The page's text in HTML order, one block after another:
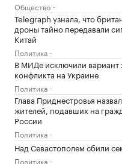
Общество
Telegraph узнала, что
дроны тайно передавали
Китай
Политика
В МИДе исключили вариант
конфликта на Украине
Политика
Глава Приднестровья
жителей, подавших на
России
Политика
Над Севастополем сбили
Политика